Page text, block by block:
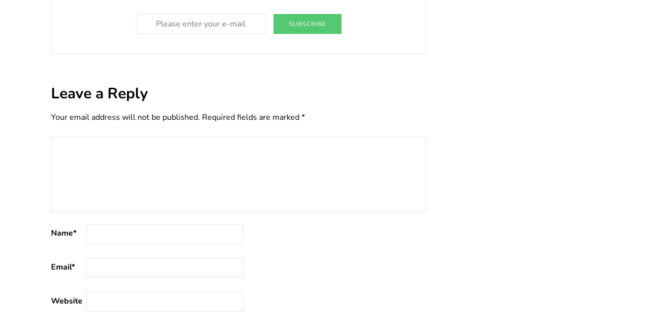
SUBSCRIBE
Leave a Reply
Your email address will not be published. Required fields are marked*
Name*
Email*
Website